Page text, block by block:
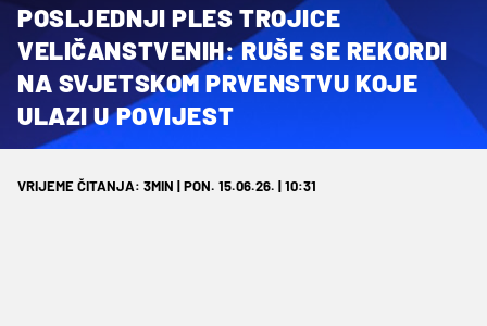
POSLJEDNJI PLES TROJICE
VELIČANSTVENIH: RUŠE SE REKORDI
NA SVJETSKOM PRVENSTVU KOJE
ULAZI U POVIJEST
VRIJEME ČITANJA: 3MIN | PON. 15.06.26. | 10:31